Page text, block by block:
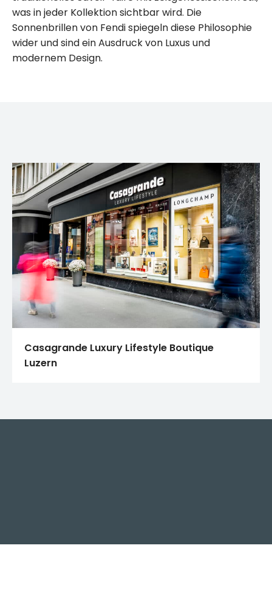
was in jeder Kollektion sichtbar wird. Die
Sonnenbrillen von Fendi spiegeln diese Philosophie
wider und sind ein Ausdruck von Luxus und
modernem Design.
Casagrande Luxury Lifestyle Boutique
Luzern